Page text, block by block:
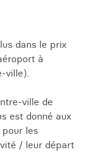
dans le prix
à
ville).
ville de
est donné aux
les
/ leur départ